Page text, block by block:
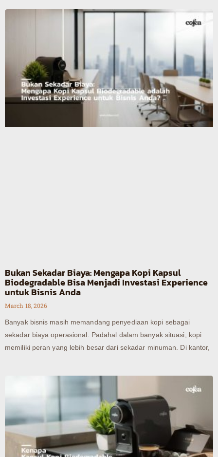
Bukan Sekadar Biaya: Mengapa Kopi Kapsul
Biodegradable Bisa Menjadi Investasi Experience
untuk Bisnis Anda
March 18, 2026
Banyak bisnis masih memandang penyediaan kopi sebagai
sekadar biaya operasional. Padahal dalam banyak situasi, kopi
memiliki peran yang lebih besar dari sekadar minuman. Di kantor,